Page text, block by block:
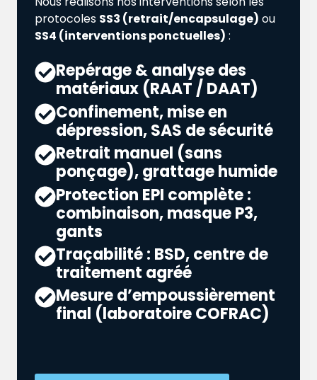
protocoles SS3 (retrait/encapsulage) ou
SS4 (interventions ponctuelles) :
Repérage & analyse des
matériaux (RAAT / DAAT)
Confinement, mise en
dépression, SAS de sécurité
Retrait manuel (sans
ponçage), grattage humide
Protection EPI complète :
combinaison, masque P3,
gants
Traçabilité : BSD, centre de
traitement agréé
Mesure d’empoussièrement
final (laboratoire COFRAC)